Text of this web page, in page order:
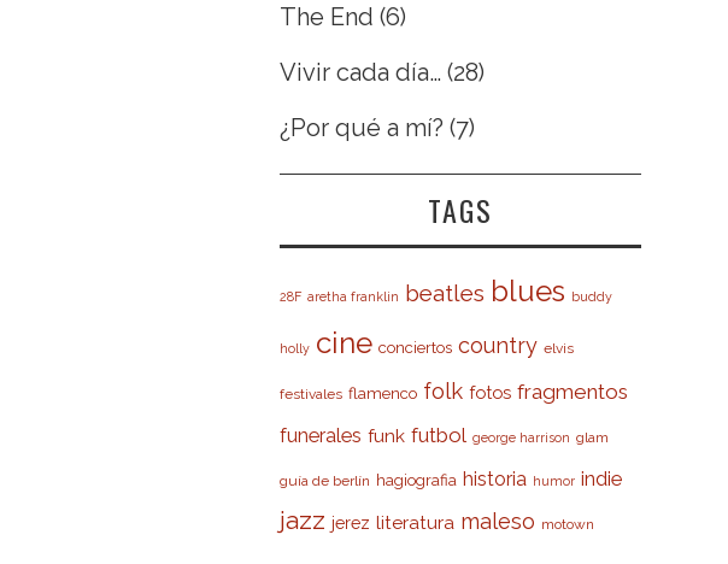
The End (6)
Vivir cada día… (28)
¿Por qué a mí? (7)
TAGS
28F aretha franklin beatles blues buddy
holly cine conciertos country elvis
festivales flamenco folk fotos fragmentos
funerales funk futbol george harrison glam
guía de berlín hagiografia historia humor indie
jazz jerez literatura maleso motown